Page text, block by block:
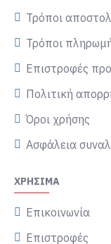
Τρόποι
Τρόποι
Επιστροφές
Πολιτική
Όροι χρήσης
Ασφάλεια
ΧΡΉΣΙΜΑ
Επικοινωνία
Επιστροφές